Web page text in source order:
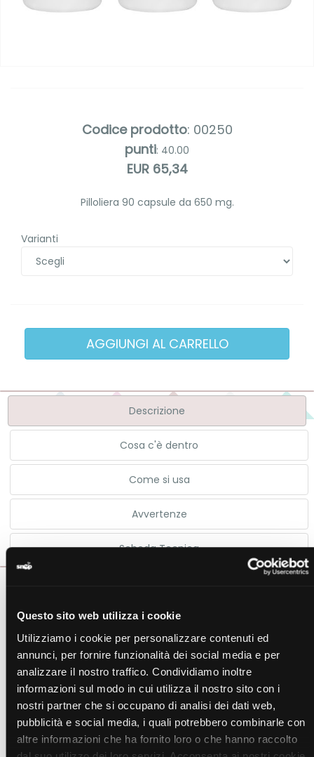
Questo sito web utilizza i cookie
Utilizziamo i cookie per personalizzare contenuti ed
annunci, per fornire funzionalità dei social media e per
analizzare il nostro traffico. Condividiamo inoltre
informazioni sul modo in cui utilizza il nostro sito con i
nostri partner che si occupano di analisi dei dati web,
pubblicità e social media, i quali potrebbero combinarle con
altre informazioni che ha fornito loro o che hanno raccolto
Codice prodotto: 00250
punti: 40.00
EUR 65,34
Pilloliera 90 capsule da 650 mg.
Varianti
Descrizione
Cosa c'è dentro
Come si usa
Avvertenze
Scheda Tecnica
vitamina C, utile in tutti i casi di aumentato fabbisogno o
ridotto apporto nutrizionale di tale nutriente.
La Vitamina C contribuisce al mantenimento della normale
funzionalità del Sistema immunitario durante e dopo un
intenso esercizio fisico.
L’effetto benefico si ottiene con l’assunzione giornaliera di
200 mg in aggiunta all’apporto giornaliero raccomandato
di Vitamina C.
La Vitamina C contribuisce alla normale formazione del
collagene necessario per la normale funzionalità dei vasi